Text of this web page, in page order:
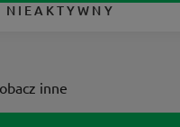
NIEAKTYWNY
inne